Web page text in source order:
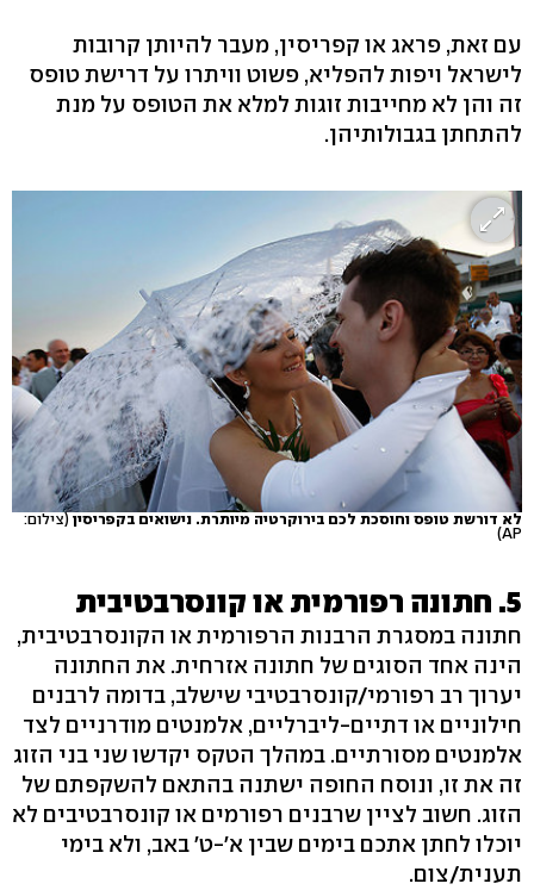
עם זאת, פראג או קפריסין, מעבר להיותן קרובות
לישראל ויפות להפליא, פשוט וויתרו על דרישת טופס
זה והן לא מחייבות זוגות למלא את הטופס על מנת
להתחתן בגבולותיהן.
לא דורשת טופס וחוסכת לכם בירוקרטיה מיותרת. נישואים בקפריסין (צילום:
AP)
5. חתונה רפורמית או קונסרבטיבית
חתונה במסגרת הרבנות הרפורמית או הקונסרבטיבית,
הינה אחד הסוגים של חתונה אזרחית. את החתונה
יערוך רב רפורמי/קונסרבטיבי שישלב, בדומה לרבנים
חילוניים או דתיים-ליברליים, אלמנטים מודרניים לצד
אלמנטים מסורתיים. במהלך הטקס יקדשו שני בני הזוג
זה את זו, ונוסח החופה ישתנה בהתאם להשקפתם של
הזוג. חשוב לציין שרבנים רפורמים או קונסרבטיבים לא
יוכלו לחתן אתכם בימים שבין א'-ט' באב, ולא בימי
תענית/צום.